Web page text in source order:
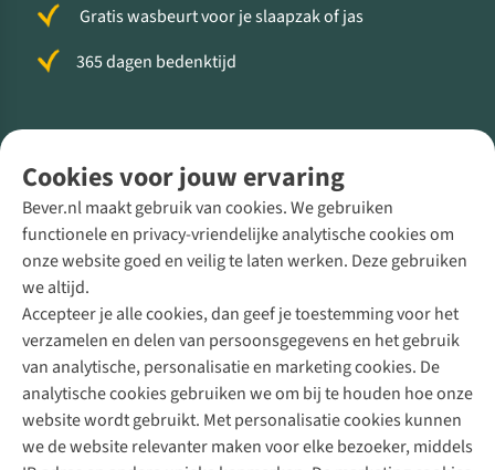
Cookies voor jouw ervaring
Bever.nl maakt gebruik van cookies. We gebruiken
functionele en privacy-vriendelijke analytische cookies om
onze website goed en veilig te laten werken. Deze gebruiken
we altijd.
Accepteer je alle cookies, dan geef je toestemming voor het
verzamelen en delen van persoonsgegevens en het gebruik
van analytische, personalisatie en marketing cookies. De
analytische cookies gebruiken we om bij te houden hoe onze
website wordt gebruikt. Met personalisatie cookies kunnen
we de website relevanter maken voor elke bezoeker, middels
Gratis wasbeurt voor je slaapzak of jas
365 dagen bedenktijd
Direct advies van een Buitenexpert
+31 (0)85 888 50 88
+31 6 12 28 49 80
Contactformulier